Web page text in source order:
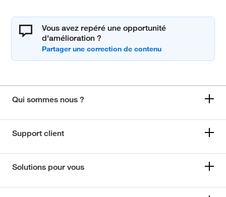
Vous avez repéré une opportunité
d'amélioration ?
Qui sommes nous ?
Support client
Solutions pour vous